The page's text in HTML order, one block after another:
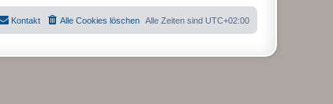
Alle Zeiten sind UTC+02:00
Alle Cookies löschen
Kontakt